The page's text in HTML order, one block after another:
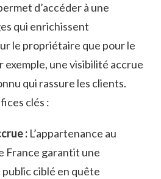
d’accéder à une
qui enrichissent
le propriétaire que pour le
exemple, une visibilité accrue
qui rassure les clients.
clés :
:L’appartenance au
France garantit une
ciblé en quête